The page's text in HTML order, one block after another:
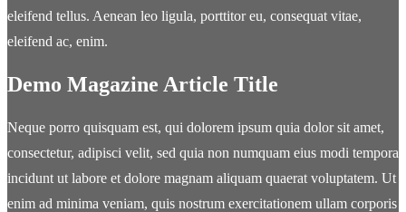
eleifend tellus. Aenean leo ligula, porttitor eu, consequat vitae,
eleifend ac, enim.
Demo Magazine Article Title
Neque porro quisquam est, qui dolorem ipsum quia dolor sit amet,
consectetur, adipisci velit, sed quia non numquam eius modi tempora
incidunt ut labore et dolore magnam aliquam quaerat voluptatem. Ut
enim ad minima veniam, quis nostrum exercitationem ullam corporis